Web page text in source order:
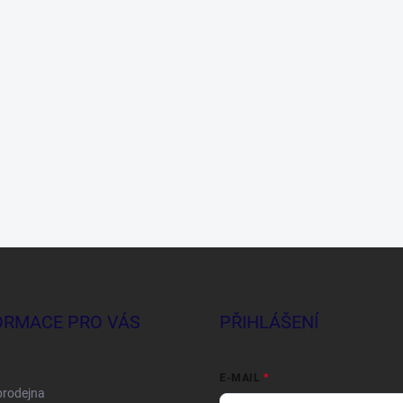
PRO VÁS PŘIHLÁŠENÍ
E-MAIL